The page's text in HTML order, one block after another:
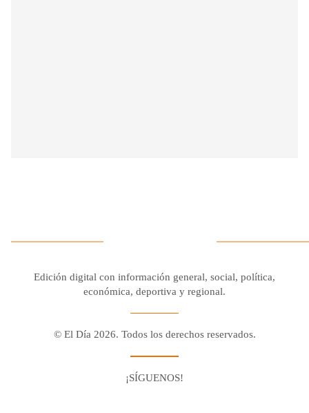
Edición digital con información general, social, política,
económica, deportiva y regional.
© El Día 2026. Todos los derechos reservados.
¡SÍGUENOS!